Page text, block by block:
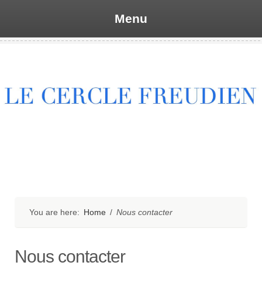
Menu
You are here: Home / Nous contacter
Nous contacter